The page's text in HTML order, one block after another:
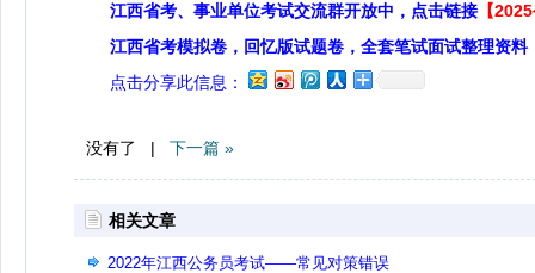
江西省考、事业单位考试交流群开放中，点击链接 【
江西省考模拟卷，回忆版试题卷，全套笔试面试整理资料
点击分享此信息：
没有了 | 下一篇 »
相关文章
2022年江西公务员考试——常见对策错误